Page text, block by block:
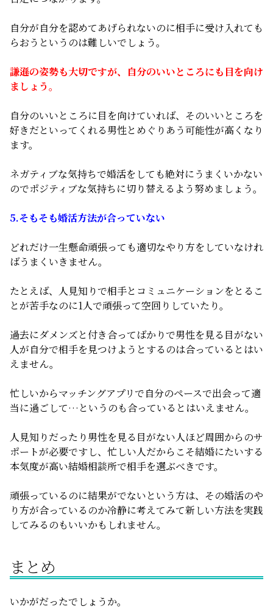
自分が自分を認めてあげられないのに相手に受け入れても
らおうというのは難しいでしょう。
謙遜の姿勢も大切ですが、自分のいいところにも目を向け
ましょう。
自分のいいところに目を向けていれば、そのいいところを
好きだといってくれる男性とめぐりあう可能性が高くなり
ます。
ネガティブな気持ちで婚活をしても絶対にうまくいかない
のでポジティブな気持ちに切り替えるよう努めましょう。
5.そもそも婚活方法が合っていない
どれだけ一生懸命頑張っても適切なやり方をしていなけれ
ばうまくいきません。
たとえば、人見知りで相手とコミュニケーションをとるこ
とが苦手なのに1人で頑張って空回りしていたり。
過去にダメンズと付き合ってばかりで男性を見る目がない
人が自分で相手を見つけようとするのは合っているとはい
えません。
忙しいからマッチングアプリで自分のペースで出会って適
当に過ごして…というのも合っているとはいえません。
人見知りだったり男性を見る目がない人ほど周囲からのサ
ポートが必要ですし、忙しい人だからこそ結婚にたいする
本気度が高い結婚相談所で相手を選ぶべきです。
頑張っているのに結果がでないという方は、その婚活のや
り方が合っているのか冷静に考えてみて新しい方法を実践
してみるのもいいかもしれません。
まとめ
いかがだったでしょうか。